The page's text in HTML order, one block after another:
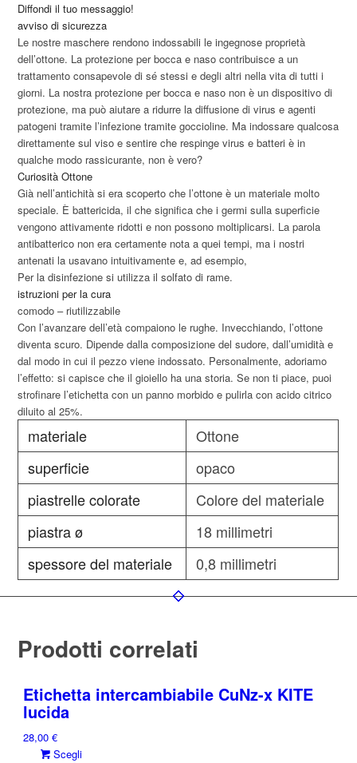
Diffondi il tuo messaggio!
avviso di sicurezza
Le nostre maschere rendono indossabili le ingegnose proprietà
dell’ottone. La protezione per bocca e naso contribuisce a un
trattamento consapevole di sé stessi e degli altri nella vita di tutti i
giorni. La nostra protezione per bocca e naso non è un dispositivo di
protezione, ma può aiutare a ridurre la diffusione di virus e agenti
patogeni tramite l’infezione tramite goccioline. Ma indossare qualcosa
direttamente sul viso e sentire che respinge virus e batteri è in
qualche modo rassicurante, non è vero?
Curiosità Ottone
Già nell’antichità si era scoperto che l’ottone è un materiale molto
speciale. È battericida, il che significa che i germi sulla superficie
vengono attivamente ridotti e non possono moltiplicarsi. La parola
antibatterico non era certamente nota a quei tempi, ma i nostri
antenati la usavano intuitivamente e, ad esempio,
Per la disinfezione si utilizza il solfato di rame.
istruzioni per la cura
comodo – riutilizzabile
Con l’avanzare dell’età compaiono le rughe. Invecchiando, l’ottone
diventa scuro. Dipende dalla composizione del sudore, dall’umidità e
dal modo in cui il pezzo viene indossato. Personalmente, adoriamo
l’effetto: si capisce che il gioiello ha una storia. Se non ti piace, puoi
strofinare l’etichetta con un panno morbido e pulirla con acido citrico
diluito al 25%.
materiale
Ottone
superficie
opaco
piastrelle colorate
Colore del materiale
piastra ø
18 millimetri
spessore del materiale
0,8 millimetri
Prodotti correlati
Etichetta intercambiabile CuNz-x KITE
lucida
28,00€
Scegli